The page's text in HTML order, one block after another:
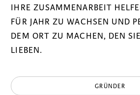
IHRE ZUSAMMENARBEIT
FÜR JAHR ZU WACHSEN UND
DEM ORT ZU MACHEN, DEN
LIEBEN.
GRÜNDER